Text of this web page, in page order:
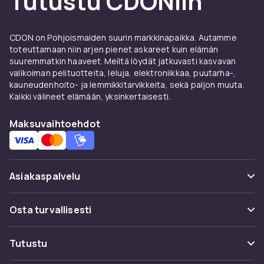
Käytä luomiväriprimeria, jotta väri pysyy koko
vaalea pohjaväri koko silmäluomelle ja rakenna
sitten tummemmilla sävyillä taitteessa ja
ulospäin. Viimeistele hyvin muotoilluilla
kulmakarvakynilläja vahvista ripsiä
kasvuhoidoillaluonnollista nostetta varten.
toimituksesta.
CDON on Pohjoismaiden suurin markkinapaikka. Autamme
toteuttamaan niin arjen pienet askareet kuin elämän
suuremmatkin haaveet. Meiltä löydät jatkuvasti kasvavan
valikoiman pelituotteita, leluja, elektroniikkaa, puutarha-,
kauneudenhoito- ja lemmikkitarvikkeita, sekä paljon muuta.
Kaikki välineet elämään, yksinkertaisesti.
Maksuvaihtoehdot
Asiakaspalvelu
Usein kysyttyä (UKK)
Seuraa pakettia
Osta turvallisesti
Maksuvaihtoehdot
Tutustu